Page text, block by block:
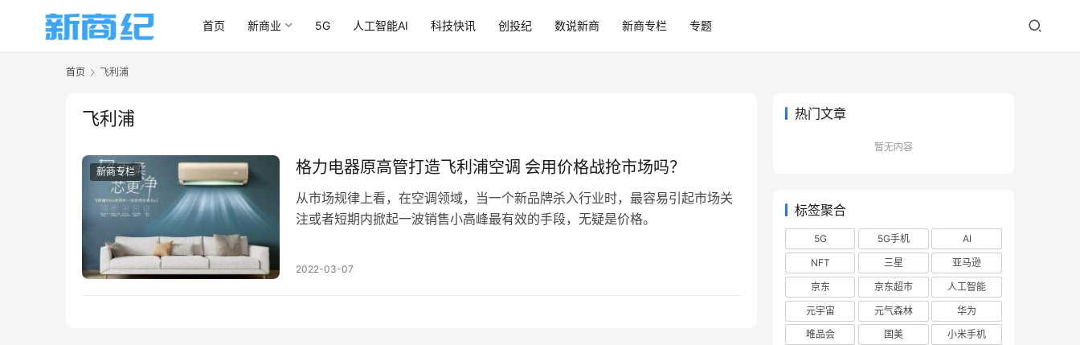
首页 新商业 5G 人工智能AI 科技快讯 创投纪 数说新商 新商专栏 专题
首页 飞利浦
飞利浦
新商专栏 格力电器原高管打造飞利浦空调 会用价格战抢市场吗？
从市场规律上看，在空调领域，当一个新品牌杀入行业时，最容易引起市场关
注或者短期内掀起一波销售小高峰最有效的手段，无疑是价格。
2022-03-07
热门文章
暂无内容
标签聚合
5G 5G手机
AI
NFT
三星
亚马逊
京东
京东超市
人工智能
元宇宙
元气森林
华为
唯品会
国美
小米手机